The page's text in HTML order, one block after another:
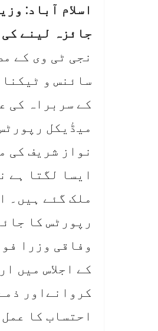
اسلام آباد:
جائزہ لینے
نجی ٹی وی کے
سائنس و
کے سربراہ کی
میڈٰیکل
نواز شریف کی
ایسا لگتا ہے
ملک گئے ہیں۔
رپورٹس کا
وفاقی وزرا
کے اجلاس میں
کروانےاور
احتساب کا